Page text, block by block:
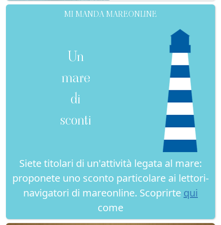
MI MANDA MAREONLINE
Un
mare
di
sconti
Siete titolari di un'attività legata al mare:
proponete uno sconto particolare ai lettori-
navigatori di mareonline. Scoprirte qui
come